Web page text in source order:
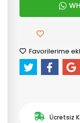
Favorilerime
Ücretsiz